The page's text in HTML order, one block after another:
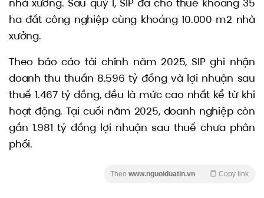
nhà xưởng. Sau quý I, SIP đã cho thuê khoảng 35
ha đất công nghiệp cùng khoảng 10.000 m2 nhà
xưởng.
Theo báo cáo tài chính năm 2025, SIP ghi nhận
doanh thu thuần 8.596 tỷ đồng và lợi nhuận sau
thuế 1.467 tỷ đồng, đều là mức cao nhất kể từ khi
hoạt động. Tại cuối năm 2025, doanh nghiệp còn
gần 1.981 tỷ đồng lợi nhuận sau thuế chưa phân
phối.
Theo www.nguoiduatin.vn Copy link